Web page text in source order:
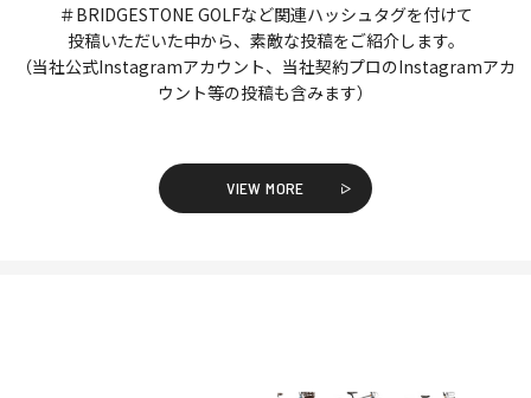
＃BRIDGESTONE GOLFなど関連ハッシュタグを付けて
投稿いただいた中から、素敵な投稿をご紹介します。
（当社公式Instagramアカウント、当社契約プロのInstagramアカ
ウント等の投稿も含みます）
VIEW MORE